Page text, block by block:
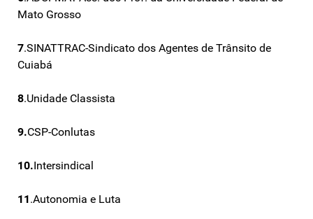
Mato Grosso
7.SINATTRAC-Sindicato dos Agentes de Trânsito de
Cuiabá
8.Unidade Classista
9.CSP-Conlutas
10.Intersindical
11.Autonomia e Luta